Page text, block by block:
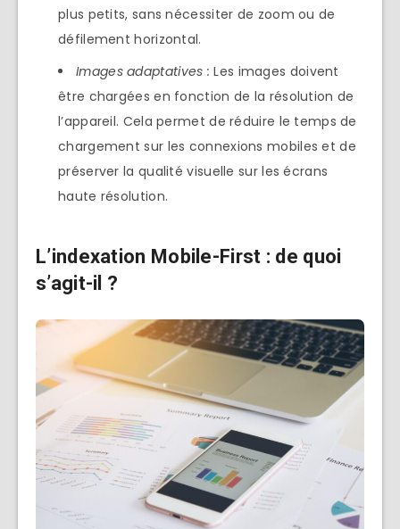
plus petits, sans nécessiter de zoom ou de
défilement horizontal.
Images adaptatives : Les images doivent
être chargées en fonction de la résolution de
l’appareil. Cela permet de réduire le temps de
chargement sur les connexions mobiles et de
préserver la qualité visuelle sur les écrans
haute résolution.
L’indexation Mobile-First : de quoi
s’agit-il ?